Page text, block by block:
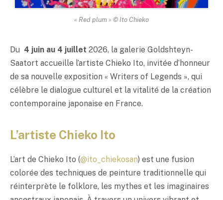
« Red plum » © Ito Chieko
Du 4 juin au 4 juillet 2026, la galerie Goldshteyn-
Saatort accueille l’artiste Chieko Ito, invitée d’honneur
de sa nouvelle exposition « Writers of Legends », qui
célèbre le dialogue culturel et la vitalité de la création
contemporaine japonaise en France.
L’artiste Chieko Ito
L’art de Chieko Ito (@ito_chiekosan) est une fusion
colorée des techniques de peinture traditionnelle qui
réinterprète le folklore, les mythes et les imaginaires